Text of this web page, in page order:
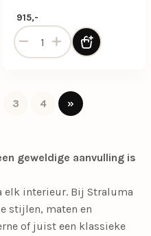
met stoffen kap aantal
kap
915,-
Keramische vloerlamp
3 4 »
geweldige aanvulling is
elk interieur. Bij Straluma
stijlen, maten en
of juist een klassieke